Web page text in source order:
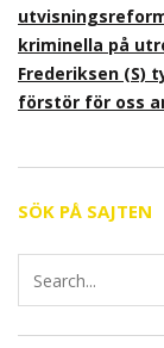
kriminella på
Frederiksen (S)
förstör för oss
SÖK PÅ SAJTEN